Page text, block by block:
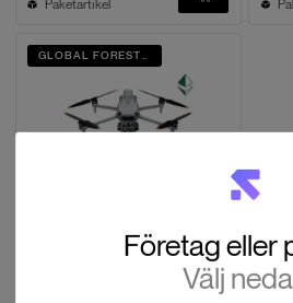
Paketartikel
GLOBAL FORESTER
Matrice 4T - Skogspaket med
Företag eller
Välj